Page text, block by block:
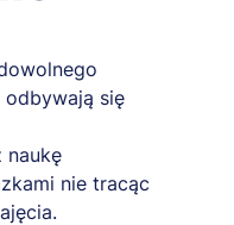
odbywają się
naukę
nie tracąc